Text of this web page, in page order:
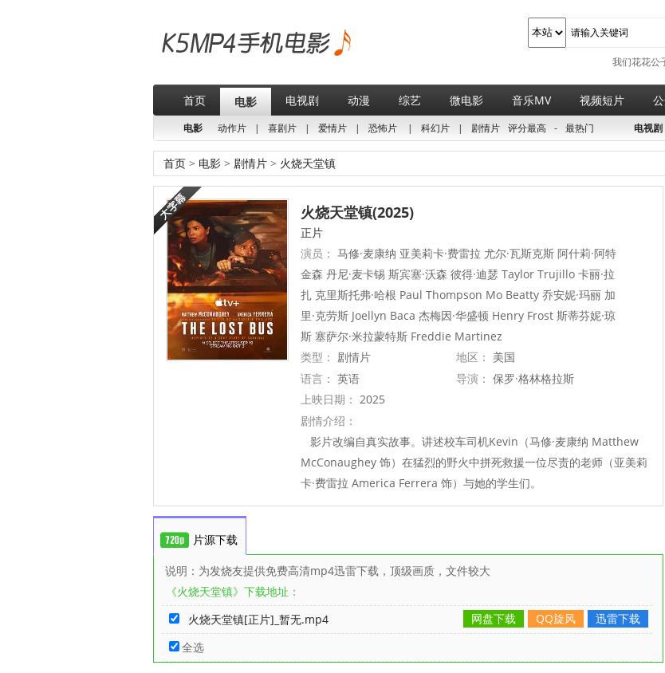
我们花花公
首页 电影 电视剧 动漫 综艺 微电影 音乐MV 视频短片
电影 动作片 | 喜剧片 | 爱情片 | 恐怖片 | 科幻片 | 剧情片 评分最高 - 最热门 电视剧
首页 > 电影 > 剧情片 > 火烧天堂镇
火烧天堂镇(2025)
正片
演员： 马修·麦康纳 亚美莉卡·费雷拉 尤尔·瓦斯克斯 阿什莉·阿特
金森 丹尼·麦卡锡 斯宾塞·沃森 彼得·迪瑟 Taylor Trujillo 卡丽·拉
扎 克里斯托弗·哈根 Paul Thompson Mo Beatty 乔安妮·玛丽 加
里·克劳斯 Joellyn Baca 杰梅因·华盛顿 Henry Frost 斯蒂芬妮·琼
斯 塞萨尔·米拉蒙特斯 Freddie Martinez
类型： 剧情片 地区： 美国
语言： 英语 导演： 保罗·格林格拉斯
上映日期： 2025
剧情介绍：
影片改编自真实故事。讲述校车司机Kevin（马修·麦康纳 Matthew
McConaughey 饰）在猛烈的野火中拼死救援一位尽责的老师（亚美莉
卡·费雷拉 America Ferrera 饰）与她的学生们。
片源下载
说明：为发烧友提供免费高清mp4迅雷下载，顶级画质，文件较大
《火烧天堂镇》下载地址：
火烧天堂镇[正片]_暂无.mp4
迅雷下载
QQ旋风
网盘下载
全选